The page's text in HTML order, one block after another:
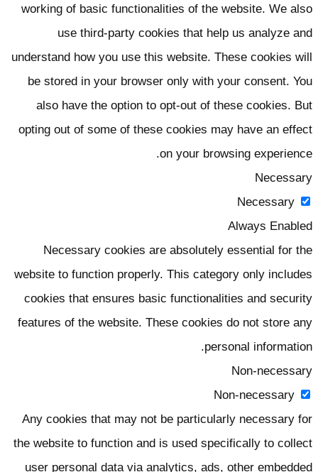
working of basic functionalities of the website. We
use third-party cookies that help us analyze
understand how you use this website. These cookies
be stored in your browser only with your consent.
also have the option to opt-out of these cookies.
opting out of some of these cookies may have an
on your browsing
Necessary
Always
Necessary cookies are absolutely essential for
website to function properly. This category only
cookies that ensures basic functionalities and
features of the website. These cookies do not store
personal
Non-
Non-necessary
Any cookies that may not be particularly necessary
the website to function and is used specifically to
user personal data via analytics, ads, other